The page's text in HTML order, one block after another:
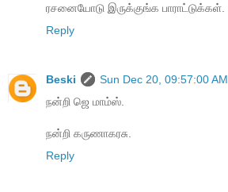
ரசனையோடு இருக்குங்க பாராட்டுக்கள்.
Reply
Beski
Sun Dec 20, 09:57:00 AM
நன்றி ஜெ மாம்ஸ்.
நன்றி கருணாகரசு.
Reply